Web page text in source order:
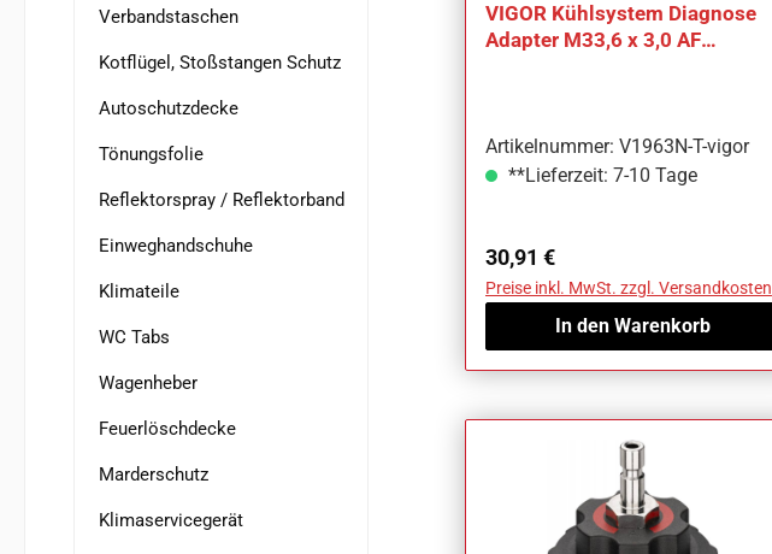
Verbandstaschen
Kotflügel, Stoßstangen Schutz
Autoschutzdecke
Tönungsfolie
Reflektorspray / Reflektorband
Einweghandschuhe
Klimateile
WC Tabs
Wagenheber
Feuerlöschdecke
Marderschutz
Klimaservicegerät
VIGOR Kühlsystem Diagnose
Adapter M33,6 x 3,0 AF
Artikelnummer: V1963N-T-vigor
**Lieferzeit: 7-10 Tage
Regulärer Preis:
30,91 €
Preise inkl. MwSt. zzgl. Versandkosten
In den Warenkorb